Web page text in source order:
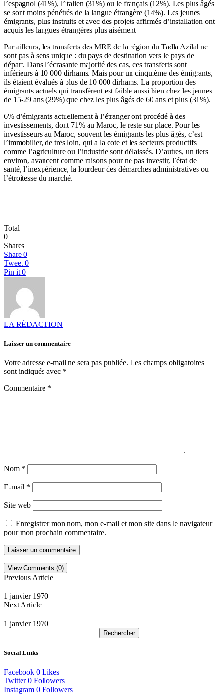
l’espagnol (41%), l’italien (31%) ou le français (12%). Les plus âgés
se sont moins pénétrés de la langue étrangère (14%). Les jeunes
émigrants, plus instruits et avec des projets affirmés d’installation ont
acquis les langues étrangères plus aisément
Par ailleurs, les transferts des MRE de la région du Tadla Azilal ne
sont pas à sens unique : du pays de destination vers le pays de
départ. Dans l’écrasante majorité des cas, ces transferts sont
inférieurs à 10 000 dirhams. Mais pour un cinquième des émigrants,
ils étaient évalués à plus de 10 000 dirhams. La proportion des
émigrants actuels qui transfèrent est faible aussi bien chez les jeunes
de 15-29 ans (29%) que chez les plus âgés de 60 ans et plus (31%).
6% d’émigrants actuellement à l’étranger ont procédé à des
investissements, dont 71% au Maroc, le reste sur place. Pour les
investisseurs au Maroc, souvent les émigrants les plus âgés, c’est
l’immobilier, de très loin, qui a la cote et les secteurs productifs
comme l’agriculture ou l’industrie sont délaissés. D’autres, un tiers
environ, avancent comme raisons pour ne pas investir, l’état de
santé, l’inexpérience, la lourdeur des démarches administratives ou
l’étroitesse du marché.
Total
0
Shares
Share 0
Tweet 0
Pin it 0
LA RÉDACTION
Laisser un commentaire
Votre adresse e-mail ne sera pas publiée. Les champs obligatoires
sont indiqués avec *
Commentaire *
Nom *
E-mail *
Site web
Enregistrer mon nom, mon e-mail et mon site dans le navigateur
pour mon prochain commentaire.
View Comments (0)
Previous Article
1 janvier 1970
Next Article
1 janvier 1970
Rechercher
Social Links
Facebook 0 Likes
Twitter 0 Followers
Instagram 0 Followers